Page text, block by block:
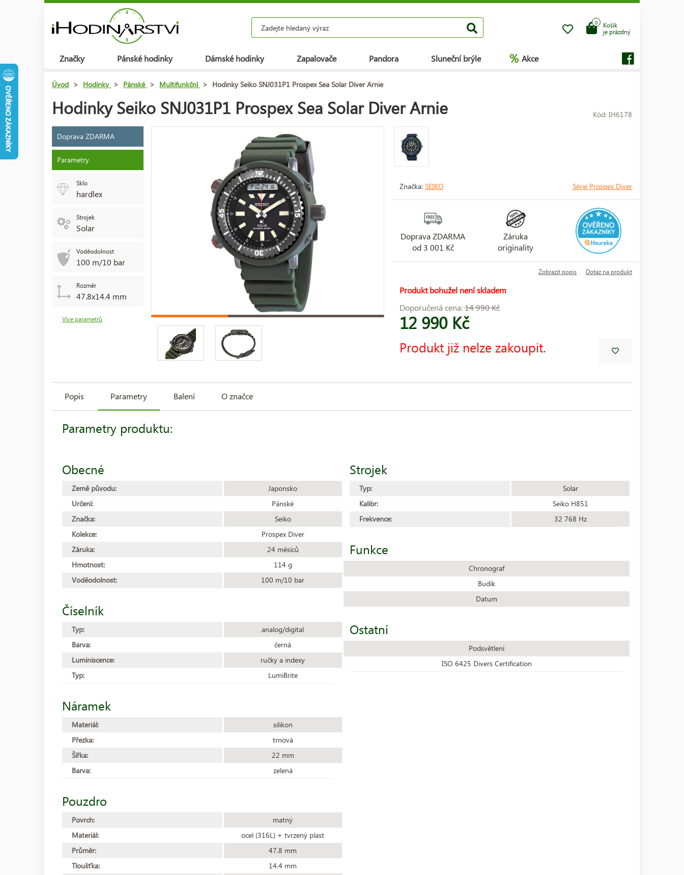
Košík
je prázdný
0
Značky Pánské hodinky Dámské hodinky Zapalovače Pandora Sluneční brýle % Akce
Úvod > Hodinky > Pánské > Multifunkční > Hodinky Seiko SNJ031P1 Prospex Sea Solar Diver Arnie
Hodinky Seiko SNJ031P1 Prospex Sea Solar Diver Arnie Kód: IH6178
Doprava ZDARMA
Parametry
Sklo
hardlex
Strojek
Solar
Voděodolnost
100 m/10 bar
Rozměr
47.8x14.4 mm
Více parametrů
Značka: SEIKO Série Prospex Diver
Doprava ZDARMA
od 3 001 Kč
Záruka
originality
Zobrazit popis Dotaz na produkt
Produkt bohužel není skladem
Doporučená cena:14 990 Kč
12 990 Kč
Produkt již nelze zakoupit.
Popis Parametry Balení O značce
Parametry produktu:
Obecné
Země původu:
Japonsko
Určení:
Pánské
Značka:
Seiko
Kolekce:
Prospex Diver
Záruka:
24 měsíců
Hmotnost:
114 g
Voděodolnost:
100 m/10 bar
Číselník
Typ:
analog/digital
Barva:
černá
Luminiscence:
ručky a indexy
Typ:
LumiBrite
Náramek
Materiál:
silikon
Přezka:
trnová
Šířka:
22 mm
Barva:
zelená
Pouzdro
Povrch:
matný
Materiál:
ocel (316L) + tvrzený plast
Průměr:
47.8 mm
Tloušťka:
14.4 mm
Strojek
Typ:
Solar
Kalibr:
Seiko H851
Frekvence:
32 768 Hz
Funkce
Chronograf
Budík
Datum
Ostatní
Podsvětlení
ISO 6425 Divers Certification